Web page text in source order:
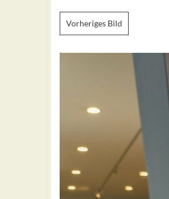
Vorheriges Bild